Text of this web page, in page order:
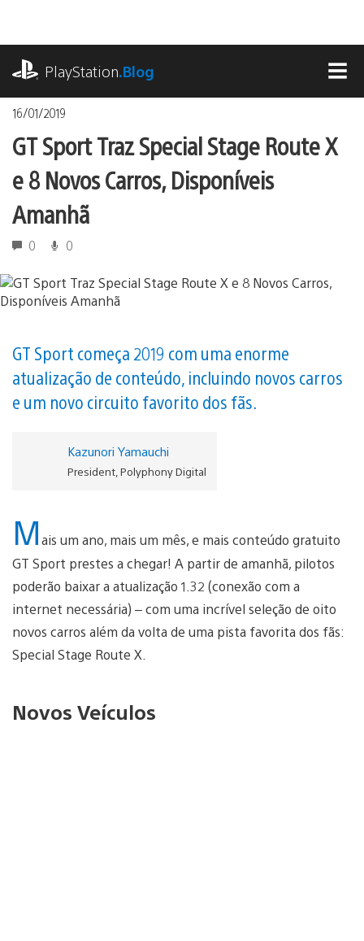
o
conteúdoPlayStation.Blog
16/01/2019
GT Sport Traz Special Stage Route X
e 8 Novos Carros, Disponíveis
Amanhã
0 0
GT Sport começa 2019 com uma enorme
atualização de conteúdo, incluindo novos carros
e um novo circuito favorito dos fãs.
Kazunori Yamauchi
President, Polyphony Digital
Mais um ano, mais um mês, e mais conteúdo gratuito
GT Sport prestes a chegar! A partir de amanhã, pilotos
poderão baixar a atualização 1.32 (conexão com a
internet necessária) – com uma incrível seleção de oito
novos carros além da volta de uma pista favorita dos fãs:
Special Stage Route X.
Novos Veículos